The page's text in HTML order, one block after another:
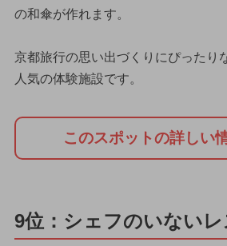
の和傘が作れます。
京都旅行の思い出づくりにぴったり
人気の体験施設です。
このスポットの詳しい
9位：シェフのいない